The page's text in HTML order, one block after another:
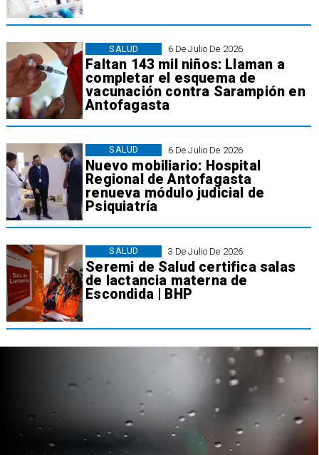
6 De Julio De 2026
Faltan 143 mil niños: Llaman a
completar el esquema de
vacunación contra Sarampión en
Antofagasta
SALUD
6 De Julio De 2026
Nuevo mobiliario: Hospital
Regional de Antofagasta
renueva módulo judicial de
Psiquiatría
SALUD
3 De Julio De 2026
Seremi de Salud certifica salas
de lactancia materna de
Escondida | BHP
SALUD